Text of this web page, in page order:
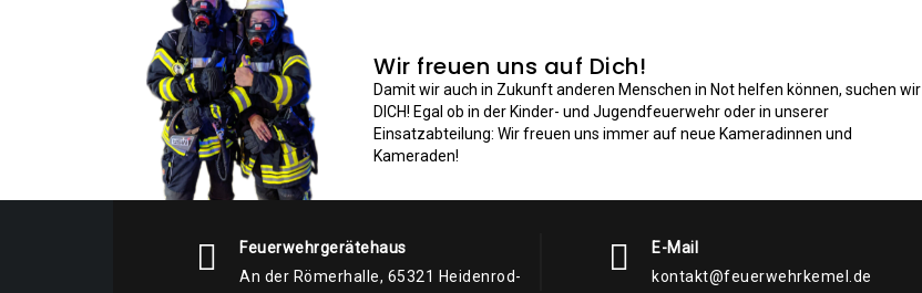
Wir freuen uns auf Dich!
Damit wir auch in Zukunft anderen Menschen in Not helfen können, suchen wir
DICH! Egal ob in der Kinder- und Jugendfeuerwehr oder in unserer
Einsatzabteilung: Wir freuen uns immer auf neue Kameradinnen und
Kameraden!
Feuerwehrgerätehaus
An der Römerhalle, 65321 Heidenrod-
E-Mail
kontakt@feuerwehrkemel.de